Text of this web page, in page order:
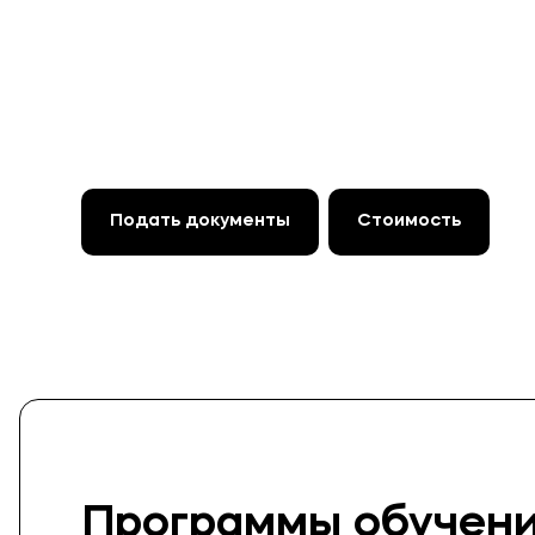
Подать документы Стоимость
Программы